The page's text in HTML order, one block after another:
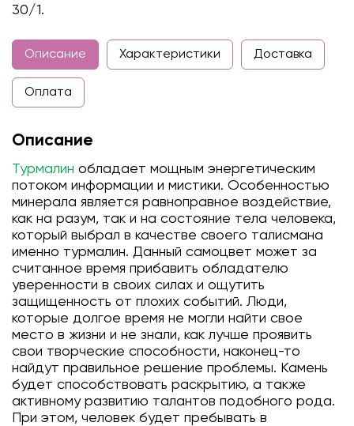
30/1.
Описание Характеристики Доставка
Оплата
Описание
Турмалин обладает мощным энергетическим
потоком информации и мистики. Особенностью
минерала является равноправное воздействие,
как на разум, так и на состояние тела человека,
который выбрал в качестве своего талисмана
именно турмалин. Данный самоцвет может за
считанное время прибавить обладателю
уверенности в своих силах и ощутить
защищенность от плохих событий. Люди,
которые долгое время не могли найти свое
место в жизни и не знали, как лучше проявить
свои творческие способности, наконец-то
найдут правильное решение проблемы. Камень
будет способствовать раскрытию, а также
активному развитию талантов подобного рода.
При этом, человек будет пребывать в